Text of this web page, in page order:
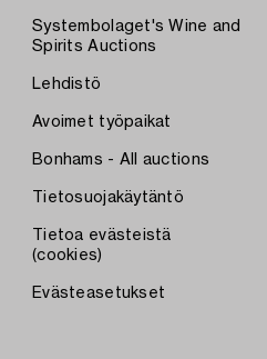
Systembolaget's Wine and
Spirits Auctions
Lehdistö
Avoimet työpaikat
Bonhams - All auctions
Tietosuojakäytäntö
Tietoa evästeistä
(cookies)
Evästeasetukset